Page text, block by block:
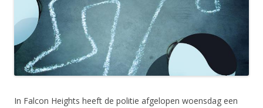
In Falcon Heights heeft de politie afgelopen woensdag een